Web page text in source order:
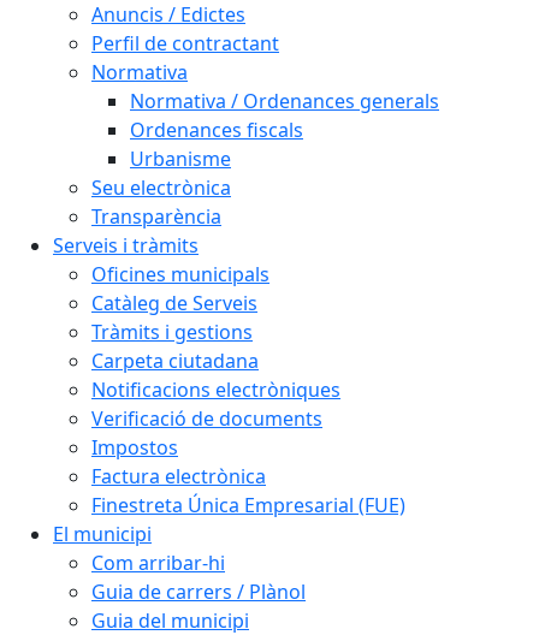
Anuncis / Edictes
Perfil de contractant
Normativa
Normativa / Ordenances generals
Ordenances fiscals
Urbanisme
Seu electrònica
Transparència
Serveis i tràmits
Oficines municipals
Catàleg de Serveis
Tràmits i gestions
Carpeta ciutadana
Notificacions electròniques
Verificació de documents
Impostos
Factura electrònica
Finestreta Única Empresarial (FUE)
El municipi
Com arribar-hi
Guia de carrers / Plànol
Guia del municipi